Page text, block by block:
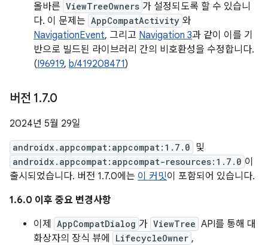
올바른 ViewTreeOwners 가 설정되도록 할 수 있습니
다. 이 문제는 AppCompatActivity 와
NavigationEvent, 그리고 Navigation 3과 같이 이를 기
반으로 빌드된 라이브러리 간의 비호환성을 수정합니다.
(I96919, b/419208471)
버전 1.7.0
2024년 5월 29일
androidx.appcompat:appcompat:1.7.0 및
androidx.appcompat:appcompat-resources:1.7.0 이
출시되었습니다. 버전 1.7.0에는 이 커밋이 포함되어 있습니다.
1.6.0 이후 중요 변경사항
이제
AppCompatDialog 가 ViewTree API를 통해 대
화상자의 장식 뷰에
LifecycleOwner ,